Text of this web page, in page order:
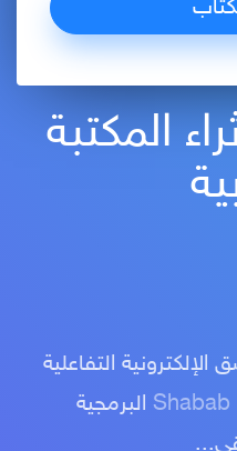
المكتبة
التفاعلية
Shabab البرمجية